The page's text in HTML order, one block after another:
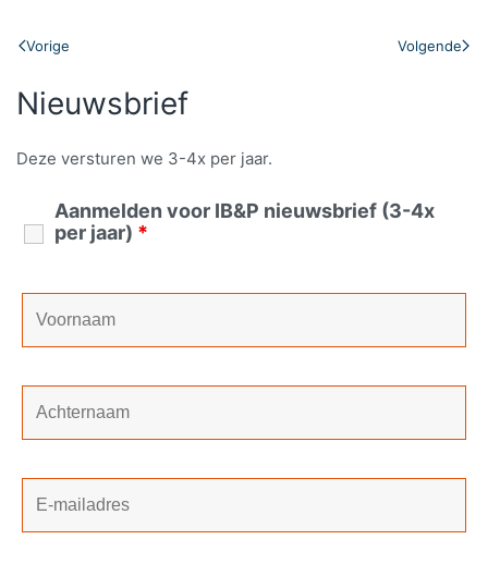
Vorige Volgende
Nieuwsbrief
Deze versturen we 3-4x per jaar.
Aanmelden voor IB&P nieuwsbrief (3-4x
per jaar) *